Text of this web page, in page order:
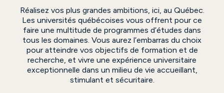
Réalisez vos plus grandes ambitions, ici, au Québec.
Les universités québécoises vous offrent pour ce
faire une multitude de programmes d’études dans
tous les domaines. Vous aurez l’embarras du choix
pour atteindre vos objectifs de formation et de
recherche, et vivre une expérience universitaire
exceptionnelle dans un milieu de vie accueillant,
stimulant et sécuritaire.